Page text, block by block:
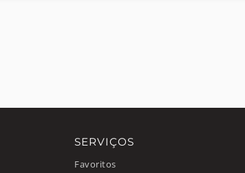
SERVIÇOS
Favoritos